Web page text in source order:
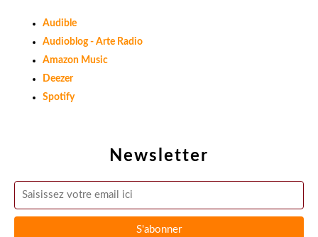
Newsletter
Audible
Audioblog - Arte Radio
Amazon Music
Deezer
Spotify